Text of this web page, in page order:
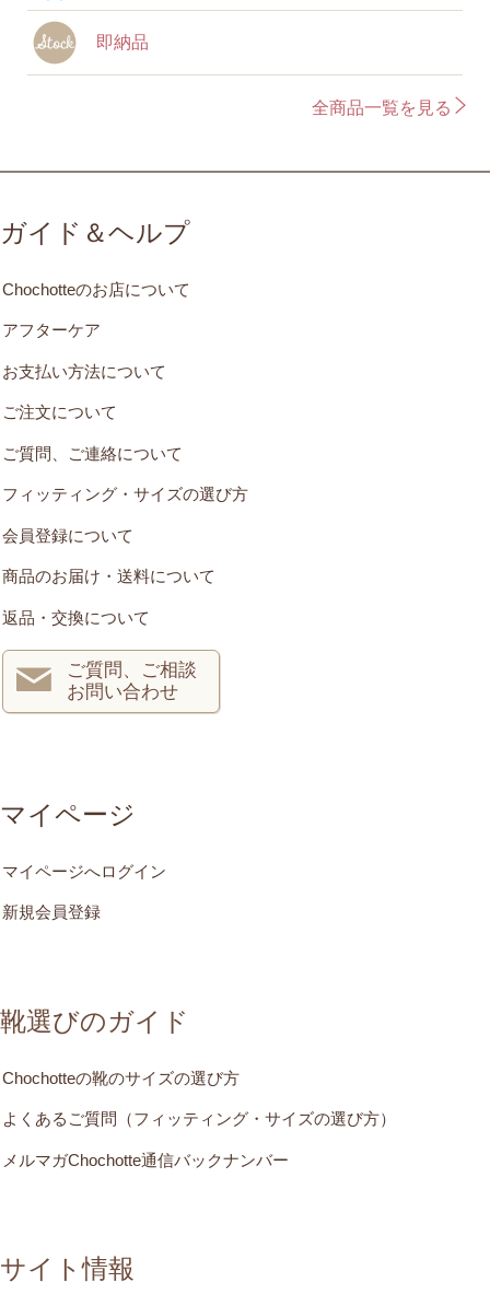
即納品
全商品一覧を見る
ガイド＆ヘルプ
Chochotteのお店について
アフターケア
お支払い方法について
ご注文について
ご質問、ご連絡について
フィッティング・サイズの選び方
会員登録について
商品のお届け・送料について
返品・交換について
ご質問、ご相談
お問い合わせ
マイページ
マイページへログイン
新規会員登録
靴選びのガイド
Chochotteの靴のサイズの選び方
よくあるご質問（フィッティング・サイズの選び方）
メルマガChochotte通信バックナンバー
サイト情報